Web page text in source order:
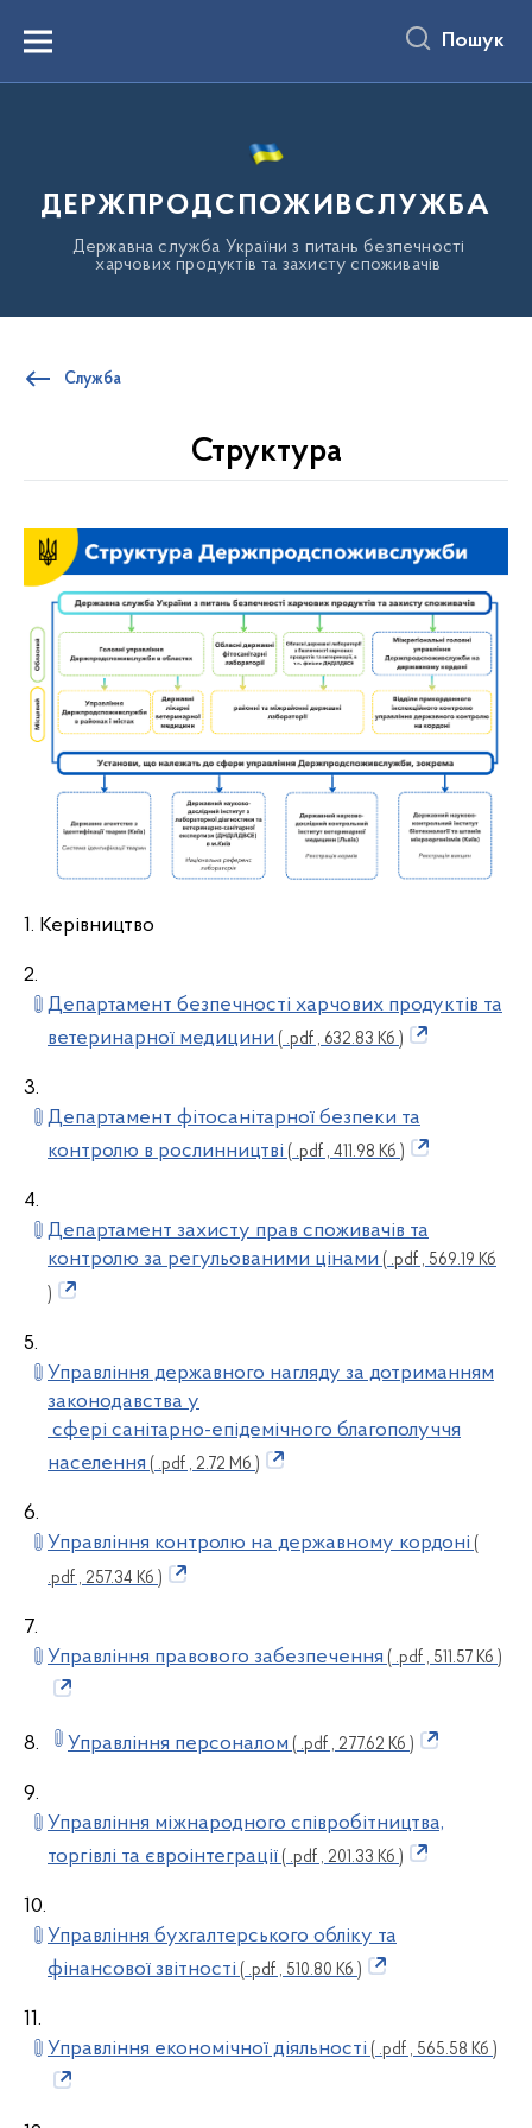
вмістуMenu Пошук
ДЕРЖПРОДСПОЖИВСЛУЖБА
Державна служба України з питань безпечності
харчових продуктів та захисту споживачів
Служба
Структура
1. Керівництво
2.
Департамент безпечності харчових продуктів та
ветеринарної медицини ( .pdf , 632.83 Кб )
3.
Департамент фітосанітарної безпеки та
контролю в рослинництві ( .pdf , 411.98 Кб )
4.
Департамент захисту прав споживачів та
контролю за регульованими цінами ( .pdf , 569.19 Кб
)
5.
Управління державного нагляду за дотриманням
законодавства у
сфері санітарно-епідемічного благополуччя
населення ( .pdf , 2.72 Мб )
6.
Управління контролю на державному кордоні (
.pdf , 257.34 Кб )
7.
Управління правового забезпечення ( .pdf , 511.57 Кб )
8. Управління персоналом ( .pdf , 277.62 Кб )
9.
Управління міжнародного співробітництва,
торгівлі та євроінтеграції ( .pdf , 201.33 Кб )
10.
Управління бухгалтерського обліку та
фінансової звітності ( .pdf , 510.80 Кб )
11.
Управління економічної діяльності ( .pdf , 565.58 Кб )